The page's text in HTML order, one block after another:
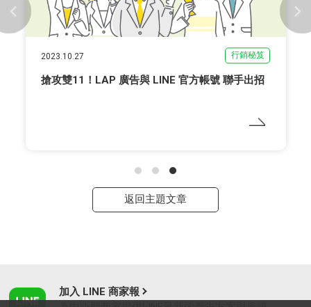
2023.10.27 行銷秘笈
搶攻雙11！LAP 廣告與 LINE 官方帳號 聯手出招
返回主題文章
加入 LINE 商家報